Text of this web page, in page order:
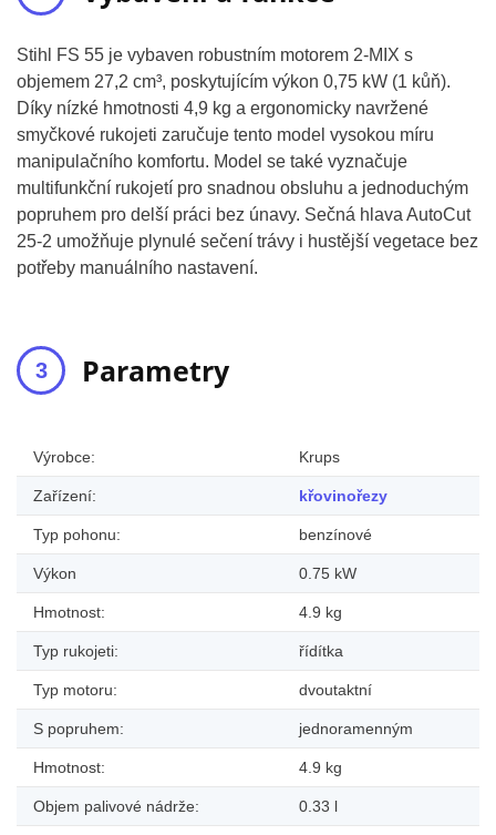
Stihl FS 55 je vybaven robustním motorem 2-MIX s
objemem 27,2 cm³, poskytujícím výkon 0,75 kW (1 kůň).
Díky nízké hmotnosti 4,9 kg a ergonomicky navržené
smyčkové rukojeti zaručuje tento model vysokou míru
manipulačního komfortu. Model se také vyznačuje
multifunkční rukojetí pro snadnou obsluhu a jednoduchým
popruhem pro delší práci bez únavy. Sečná hlava AutoCut
25-2 umožňuje plynulé sečení trávy i hustější vegetace bez
potřeby manuálního nastavení.
Parametry
Výrobce: Krups
Zařízení: křovinořezy
Typ pohonu: benzínové
Výkon 0.75 kW
Hmotnost: 4.9 kg
Typ rukojeti: řídítka
Typ motoru: dvoutaktní
S popruhem: jednoramenným
Hmotnost: 4.9 kg
Objem palivové nádrže: 0.33 l